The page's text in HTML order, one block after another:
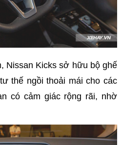
Nissan Kicks sở hữu bộ ghế
thế ngồi thoải mái cho các
có cảm giác rộng rãi, nhờ